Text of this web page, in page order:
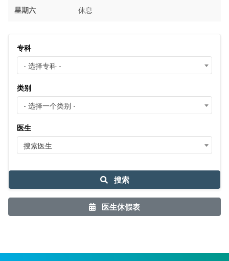
星期六 休息
专科
- 选择专科 -
类别
- 选择一个类别 -
医生
搜索医生
搜索
医生休假表